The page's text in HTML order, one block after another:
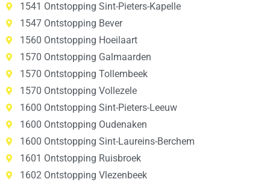
1541 Ontstopping Sint-Pieters-Kapelle
1547 Ontstopping Bever
1560 Ontstopping Hoeilaart
1570 Ontstopping Galmaarden
1570 Ontstopping Tollembeek
1570 Ontstopping Vollezele
1600 Ontstopping Sint-Pieters-Leeuw
1600 Ontstopping Oudenaken
1600 Ontstopping Sint-Laureins-Berchem
1601 Ontstopping Ruisbroek
1602 Ontstopping Vlezenbeek